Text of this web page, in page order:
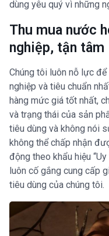
dùng yêu quý vì những
Thu mua nước
nghiệp, tận tâm
Chúng tôi luôn nỗ lực
nghiệp và tiêu chuẩn
hàng mức giá tốt nhất,
và trạng thái của sản
tiêu dùng và không nói
không thể chấp nhận
động theo khẩu hiệu
luôn cố gắng cung cấp
tiêu dùng của chúng tôi.